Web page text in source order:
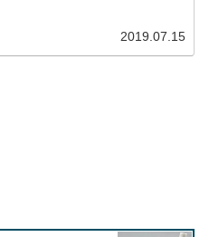
2019.07.15